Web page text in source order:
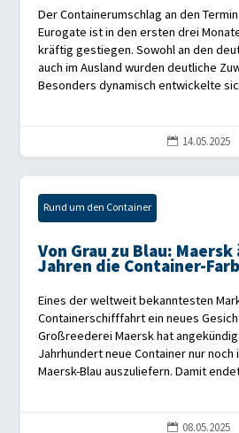
Der Containerumschlag an den
Eurogate ist in den ersten drei
kräftig gestiegen. Sowohl an den
auch im Ausland wurden deutliche
Besonders dynamisch entwickelte
 14.05.2025
Rund um den Container
Von Grau zu Blau:
Jahren die Container-
Eines der weltweit bekanntesten
Containerschifffahrt ein neues
Großreederei Maersk hat
Jahrhundert neue Container nur
Maersk-Blau auszuliefern. Damit
 08.05.2025